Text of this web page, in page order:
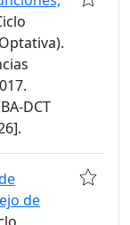
DCT
de